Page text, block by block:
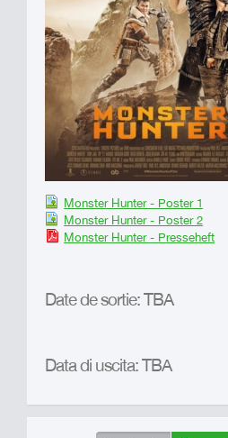
Monster Hunter - Poster 1
Monster Hunter - Poster 2
Monster Hunter - Presseheft
Date de sortie: TBA
Data di uscita: TBA